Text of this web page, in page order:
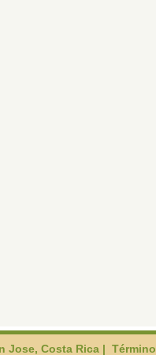
Jose, Costa Rica |